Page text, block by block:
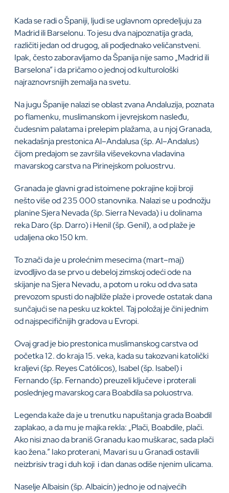
Kada se radi o Španiji, ljudi se uglavnom opredeljuju za
Madrid ili Barselonu. To jesu dva najpoznatija grada,
različiti jedan od drugog, ali podjednako veličanstveni.
Ipak, često zaboravljamo da Španija nije samo „Madrid ili
Barselona” i da pričamo o jednoj od kulturološki
najraznovrsnijih zemalja na svetu.
Na jugu Španije nalazi se oblast zvana Andaluzija, poznata
po flamenku, muslimanskom i jevrejskom nasleđu,
čudesnim palatama i prelepim plažama, a u njoj Granada,
nekadašnja prestonica Al–Andalusa (šp. Al–Andalus)
čijom predajom se završila viševekovna vladavina
mavarskog carstva na Pirinejskom poluostrvu.
Granada je glavni grad istoimene pokrajine koji broji
nešto više od 235 000 stanovnika. Nalazi se u podnožju
planine Sjera Nevada (šp. Sierra Nevada) i u dolinama
reka Daro (šp. Darro) i Henil (šp. Genil), a od plaže je
udaljena oko 150 km.
To znači da je u prolećnim mesecima (mart–maj)
izvodljivo da se prvo u debeloj zimskoj odeći ode na
skijanje na Sjera Nevadu, a potom u roku od dva sata
prevozom spusti do najbliže plaže i provede ostatak dana
sunčajući se na pesku uz koktel. Taj položaj je čini jednim
od najspecifičnijih gradova u Evropi.
Ovaj grad je bio prestonica muslimanskog carstva od
početka 12. do kraja 15. veka, kada su takozvani katolički
kraljevi (šp. Reyes Católicos), Isabel (šp. Isabel) i
Fernando (šp. Fernando) preuzeli ključeve i proterali
poslednjeg mavarskog cara Boabdila sa poluostrva.
Legenda kaže da je u trenutku napuštanja grada Boabdil
zaplakao, a da mu je majka rekla: „Plači, Boabdile, plači.
Ako nisi znao da braniš Granadu kao muškarac, sada plači
kao žena.” Iako proterani, Mavari su u Granadi ostavili
neizbrisiv trag i duh koji i dan danas odiše njenim ulicama.
Naselje Albaisin (šp. Albaicín) jedno je od najvećih